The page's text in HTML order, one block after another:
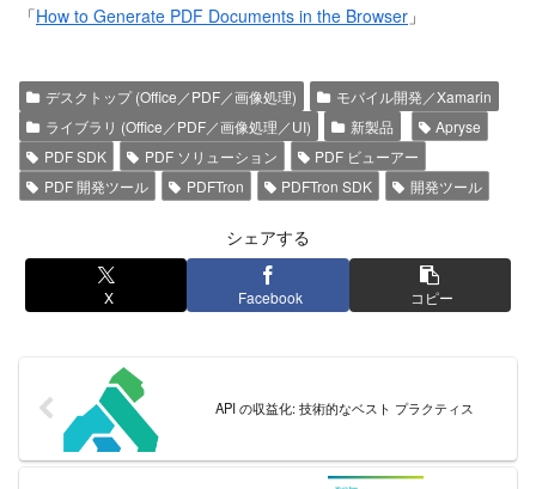
「How to Generate PDF Documents in the Browser 」
デスクトップ (Office／PDF／画像処理)
モバイル開発／Xamarin
ライブラリ (Office／PDF／画像処理／UI)
新製品
Apryse
PDF SDK
PDF ソリューション
PDF ビューアー
PDF 開発ツール
PDFTron PDFTron SDK 開発ツール
シェアする
X Facebook コピー
API の収益化: 技術的なベスト プラクティス